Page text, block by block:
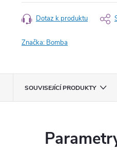
Dotaz k produktu
Značka: Bomba
SOUVISEJÍCÍ PRODUKTY